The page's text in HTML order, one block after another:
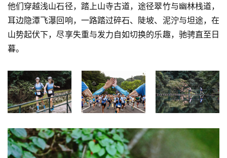
他们穿越浅山石径，踏上山寺古道，途径翠竹与幽林栈道，
耳边隐潭飞瀑回响，一路踏过碎石、陡坡、泥泞与坦途，在
山势起伏下，尽享失重与发力自如切换的乐趣，驰骋直至日
暮。